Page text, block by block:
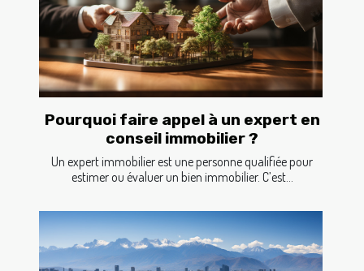
Pourquoi faire appel à un expert en
conseil immobilier ?
Un expert immobilier est une personne qualifiée pour
estimer ou évaluer un bien immobilier. C’est...